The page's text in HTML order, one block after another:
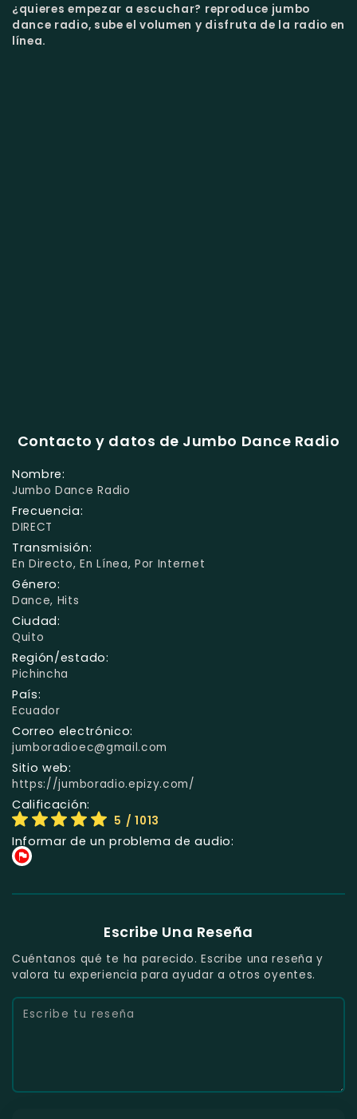
¿quieres empezar a escuchar? reproduce jumbo
dance radio, sube el volumen y disfruta de la radio en
línea.
Contacto y datos de Jumbo Dance Radio
Nombre:
Jumbo Dance Radio
Frecuencia:
DIRECT
Transmisión:
En Directo, En Línea, Por Internet
Género:
Dance, Hits
Ciudad:
Quito
Región/estado:
Pichincha
País:
Ecuador
Correo electrónico:
jumboradioec@gmail.com
Sitio web:
https://jumboradio.epizy.com/
Calificación:
5 / 1013
Informar de un problema de audio:
Escribe Una Reseña
Cuéntanos qué te ha parecido. Escribe una reseña y
valora tu experiencia para ayudar a otros oyentes.